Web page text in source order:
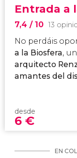
Entrada a
7,4 / 10 13
No perdáis
a la Biosfera, un
arquitecto
amantes del
desde
6 €
EN